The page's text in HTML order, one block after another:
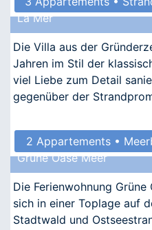
La Mer
Die Villa aus der
Jahren im Stil der
viel Liebe zum Detail
gegenüber der
2 Appartements •
Grüne Oase Meer
Die Ferienwohnung
sich in einer Toplage auf
Stadtwald und